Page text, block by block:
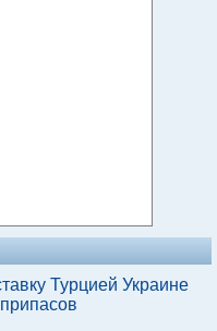
Турцией Украине